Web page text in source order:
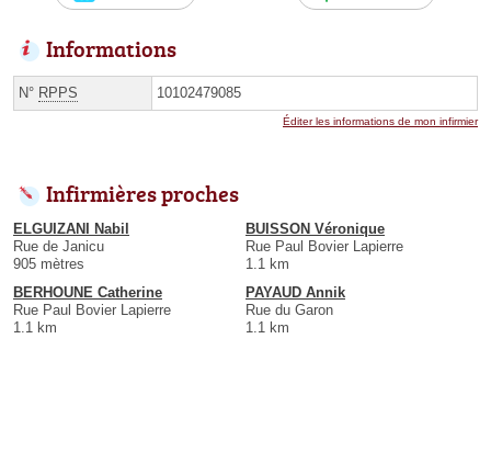
Informations
N° RPPS 10102479085
Éditer les informations de mon infirmier
Infirmières proches
ELGUIZANI Nabil
Rue de Janicu
905 mètres
BUISSON Véronique
Rue Paul Bovier Lapierre
1.1 km
BERHOUNE Catherine
Rue Paul Bovier Lapierre
1.1 km
PAYAUD Annik
Rue du Garon
1.1 km